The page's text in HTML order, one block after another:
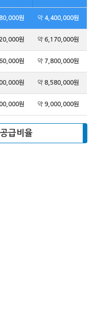
원 약 4,400,000원
원 약 6,170,000원
원 약 7,800,000원
원 약 8,580,000원
원 약 9,000,000원
급비율